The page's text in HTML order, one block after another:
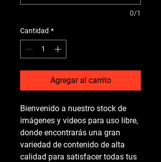
0/1
Cantidad *
Agregar al carrito
Bienvenido a nuestro stock de
imágenes y videos para uso libre,
donde encontrarás una gran
variedad de contenido de alta
calidad para satisfacer todas tus